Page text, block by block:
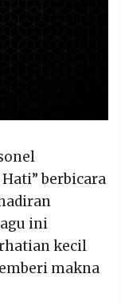
berbicara
ini
kecil
makna